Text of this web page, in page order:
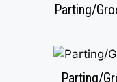
Parting/
Parting/